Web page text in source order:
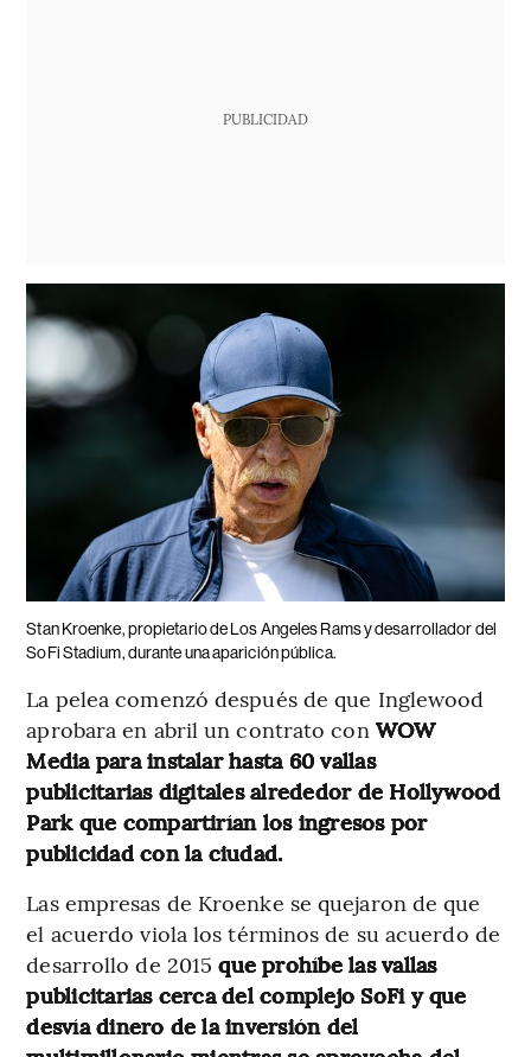
PUBLICIDAD
Stan Kroenke, propietario de Los Angeles Rams y desarrollador del
SoFi Stadium, durante una aparición pública.
La pelea comenzó después de que Inglewood
aprobara en abril un contrato con WOW
Media para instalar hasta 60 vallas
publicitarias digitales alrededor de Hollywood
Park que compartirían los ingresos por
publicidad con la ciudad.
Las empresas de Kroenke se quejaron de que
el acuerdo viola los términos de su acuerdo de
desarrollo de 2015que prohíbe las vallas
publicitarias cerca del complejo SoFi y que
desvía dinero de la inversión del